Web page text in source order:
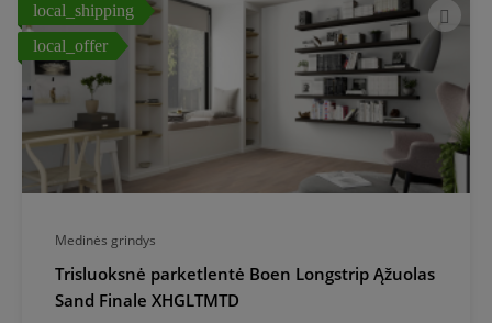
Medinės grindys
Trisluoksnė parketlentė Boen Longstrip Ąžuolas
Sand Finale XHGLTMTD
local_shipping
local_offer